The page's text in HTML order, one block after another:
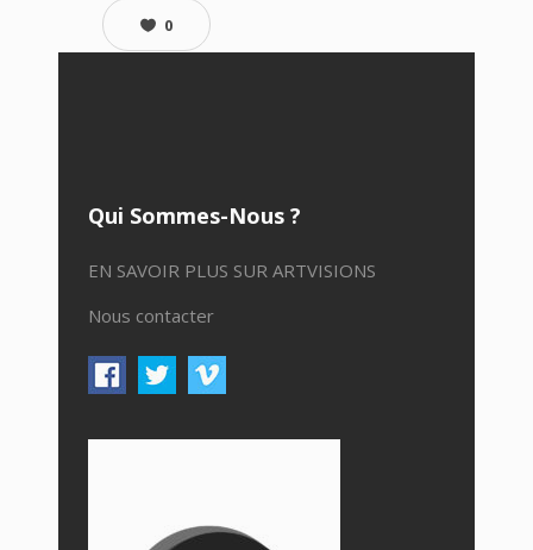
0
Qui Sommes-Nous ?
EN SAVOIR PLUS SUR ARTVISIONS
Nous contacter